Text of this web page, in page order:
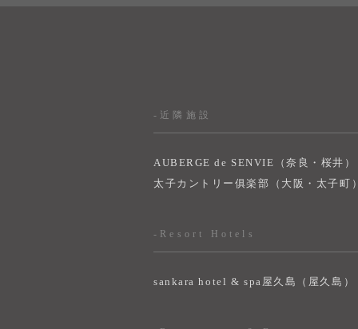
-近隣施設
AUBERGE de SENVIE（奈良・桜井）
太子カントリー俱楽部（大阪・太子町
-Resort Hotels
sankara hotel & spa屋久島（屋久島）